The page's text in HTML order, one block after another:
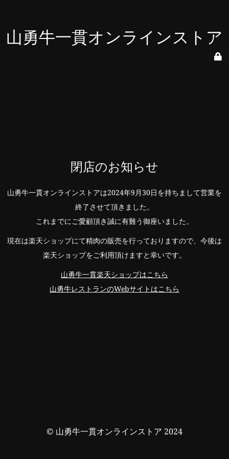
山勇牛一貫オンラインストア
閉店のお知らせ
山勇牛一貫オンラインストアは2024年9月30日を持ちまして営業を
終了させて頂きました。
これまでにご愛顧頂き誠に有難う御座いました。
現在は楽天ショップにて精肉の販売を行っておりますので、今後は
楽天ショップをご利用頂けますと幸いです。
山勇牛一貫楽天ショップはこちら
山勇牛レストランのWebサイトはこちら
© 山勇牛一貫オンラインストア 2024